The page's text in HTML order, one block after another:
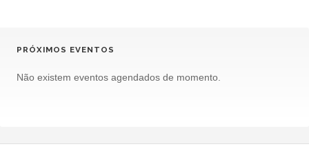
PRÓXIMOS EVENTOS
Não existem eventos agendados de momento.